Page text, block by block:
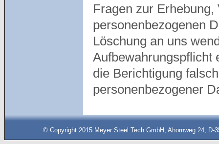
Fragen zur
personenbezogenen
Löschung an uns
Aufbewahrungspflicht
die Berichtigung
personenbezogener
© Copyright 2015 Meyer Steel Tech GmbH, Ahornweg 24, D-